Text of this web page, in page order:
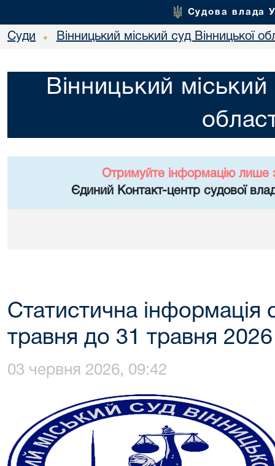
Судова влада
Суди • Вінницький міський суд Вінницької
Вінницький міський
Отримуйте інформацію лише
Єдиний Контакт-центр судової
Статистична інформація
травня до 31 травня
03 червня 2026, 09:42